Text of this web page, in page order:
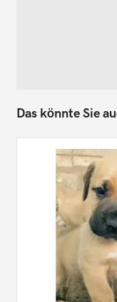
Das könnte Sie